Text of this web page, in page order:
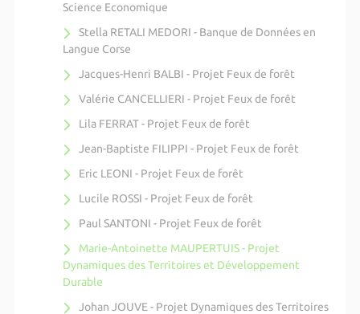
Science Economique
Stella RETALI MEDORI - Banque de Données en
Langue Corse
Jacques-Henri BALBI - Projet Feux de forêt
Valérie CANCELLIERI - Projet Feux de forêt
Lila FERRAT - Projet Feux de forêt
Jean-Baptiste FILIPPI - Projet Feux de forêt
Eric LEONI - Projet Feux de forêt
Lucile ROSSI - Projet Feux de forêt
Paul SANTONI - Projet Feux de forêt
Marie-Antoinette MAUPERTUIS - Projet
Dynamiques des Territoires et Développement
Durable
Johan JOUVE - Projet Dynamiques des Territoires